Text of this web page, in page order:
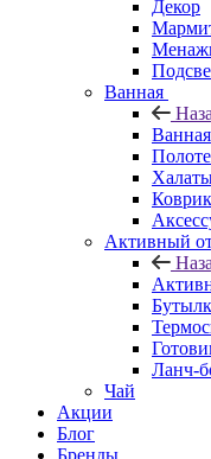
Декор
Ванная
Ванная
Активный
Ланч-
Чай
Акции
Блог
Бренды